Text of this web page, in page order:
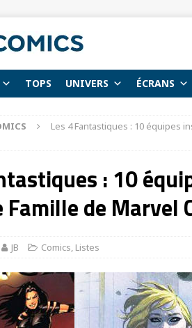
TOPS UNIVERS ÉCRANS
Les 4 Fantastiques : 10 équipes
: 10
Famille de Marvel
JB Comics, Listes